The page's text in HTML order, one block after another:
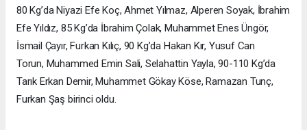
80 Kg’da Niyazi Efe Koç, Ahmet Yılmaz, Alperen Soyak, İbrahim
Efe Yıldız, 85 Kg’da İbrahim Çolak, Muhammet Enes Üngör,
İsmail Çayır, Furkan Kılıç, 90 Kg’da Hakan Kır, Yusuf Can
Torun, Muhammed Emin Sali, Selahattin Yayla, 90-110 Kg’da
Tarık Erkan Demir, Muhammet Gökay Köse, Ramazan Tunç,
Furkan Şaş birinci oldu.